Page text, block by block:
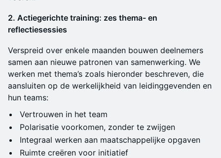
2. Actiegerichte training: zes thema- en
reflectiesessies
Verspreid over enkele maanden bouwen deelnemers
samen aan nieuwe patronen van samenwerking. We
werken met thema’s zoals hieronder beschreven, die
aansluiten op de werkelijkheid van leidinggevenden en
hun teams:
Vertrouwen in het team
Polarisatie voorkomen, zonder te zwijgen
Integraal werken aan maatschappelijke opgaven
Ruimte creëren voor initiatief